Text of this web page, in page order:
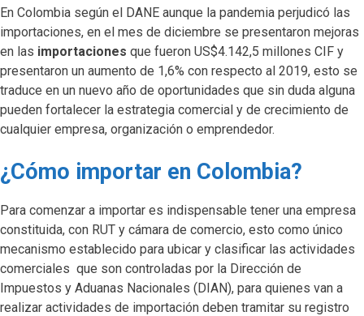
En Colombia según el DANE aunque la pandemia perjudicó las
importaciones, en el mes de diciembre se presentaron mejoras
en las importaciones que fueron US$4.142,5 millones CIF y
presentaron un aumento de 1,6% con respecto al 2019, esto se
traduce en un nuevo año de oportunidades que sin duda alguna
pueden fortalecer la estrategia comercial y de crecimiento de
cualquier empresa, organización o emprendedor.
¿Cómo importar en Colombia?
Para comenzar a importar es indispensable tener una empresa
constituida, con RUT y cámara de comercio, esto como único
mecanismo establecido para ubicar y clasificar las actividades
comerciales que son controladas por la Dirección de
Impuestos y Aduanas Nacionales (DIAN), para quienes van a
realizar actividades de importación deben tramitar su registro